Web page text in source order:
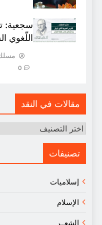
سجعية:
اللّغوي
0
مقالات في النقد
مقالات
النقد
تصنيفات
إسلاميات
الإسلام